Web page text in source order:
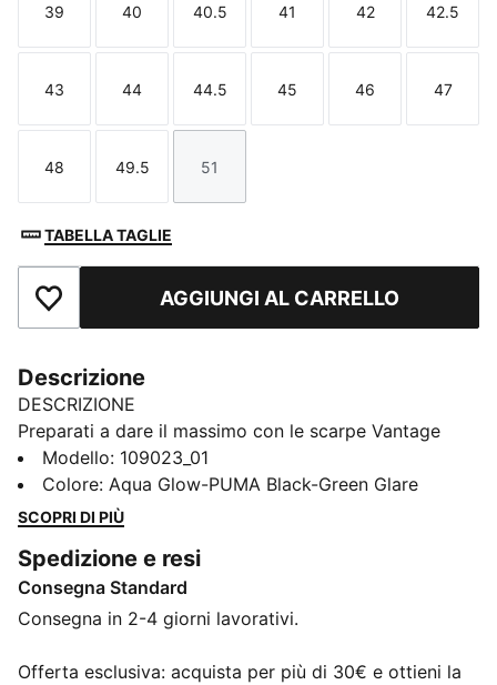
Taglia
39
Taglia
40
Taglia
40.5
Taglia
41
Taglia
42
Taglia
42.5
Taglia
43
Taglia
44
Taglia
44.5
Taglia
45
Taglia
46
Taglia
47
Taglia
48
Taglia
49.5
Taglia
51
TABELLA TAGLIE
Aggiungi ai PreferitiAGGIUNGI AL CARRELLO
Descrizione
DESCRIZIONE
Preparati a dare il massimo con le scarpe Vantage
NITRO™ 2 Indoor. L'ammortizzazione NITROFOAM™
aiuta a potenziare il decollo e una suola PUMAGRIP
offre trazione su tutta la superficie per tagli sicuri.
NITROFOAM™: Tecnologia innovativa di schiuma a
infusione di azoto con materie prime di alta qualità
per il massimo ritorno di energia
il trasferimento di energia per una corsa propulsiva
Modello: 109023_01
Colore: Aqua Glow-PUMA Black-Green Glare
SCOPRI DI PIÙ
Spedizione e resi
Consegna Standard
Consegna in 2-4 giorni lavorativi.
Offerta esclusiva: acquista per più di 30€ e ottieni la